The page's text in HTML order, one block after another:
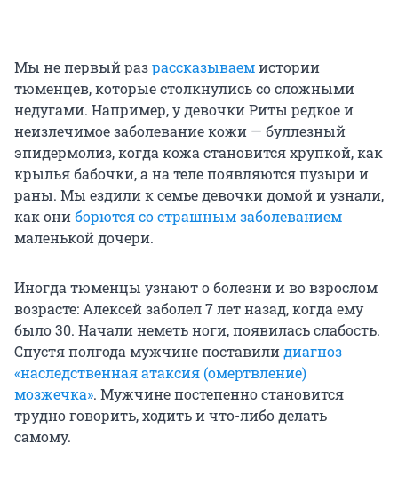
Мы не первый разрассказываемистории
тюменцев, которые столкнулись со сложными
недугами. Например, у девочки Риты редкое и
неизлечимое заболевание кожи — буллезный
эпидермолиз, когда кожа становится хрупкой, как
крылья бабочки, а на теле появляются пузыри и
раны. Мы ездили к семье девочки домой и узнали,
как ониборются со страшным заболеванием
маленькой дочери.
Иногда тюменцы узнают о болезни и во взрослом
возрасте: Алексей заболел 7 лет назад, когда ему
было 30. Начали неметь ноги, появилась слабость.
Спустя полгода мужчине поставилидиагноз
«наследственная атаксия (омертвление)
мозжечка». Мужчине постепенно становится
трудно говорить, ходить и что-либо делать
самому.